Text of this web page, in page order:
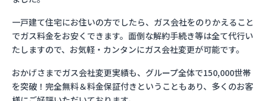
一戸建て住宅にお住いの方でしたら、ガス会社をのりかえること
でガス料金をお安くできます。面倒な解約手続き等は全て代行い
たしますので、お気軽・カンタンにガス会社変更が可能です。
おかげさまでガス会社変更実績も、グループ全体で150,000世帯
を突破！完全無料＆料金保証付きということもあり、多くのお客